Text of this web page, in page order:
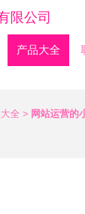
限公司
产品大全
全 > 网站运营的